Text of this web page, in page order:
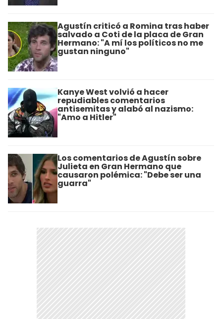
Agustín criticó a Romina tras haber
salvado a Coti de la placa de Gran
Hermano: "A mí los políticos no me
gustan ninguno"
Kanye West volvió a hacer
repudiables comentarios
antisemitas y alabó al nazismo:
"Amo a Hitler"
Los comentarios de Agustín sobre
Julieta en Gran Hermano que
causaron polémica: "Debe ser una
guarra"